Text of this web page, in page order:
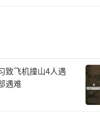
致飞机撞山4人遇
遇难